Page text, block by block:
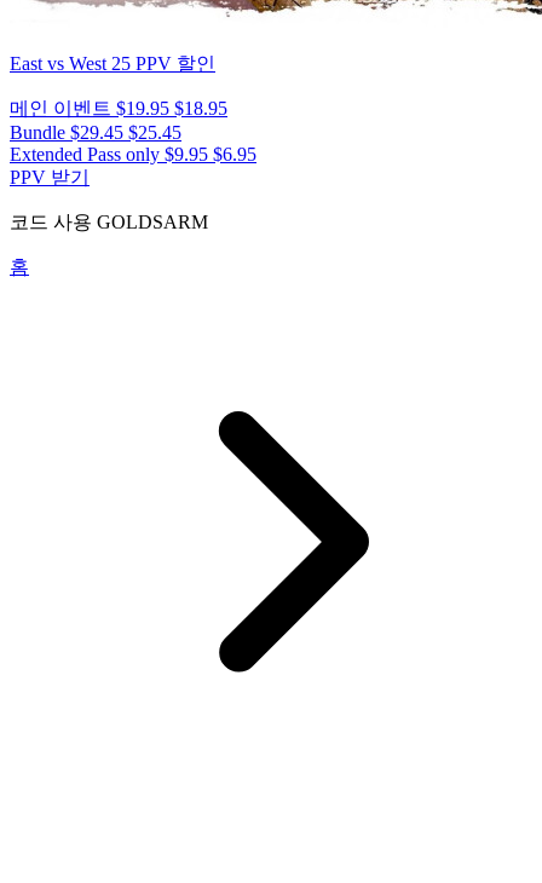
East vs West 25 PPV 할인
메인 이벤트 $19.95 $18.95
Bundle $29.45 $25.45
Extended Pass only $9.95 $6.95
PPV 받기
코드 사용 GOLDSARM
홈